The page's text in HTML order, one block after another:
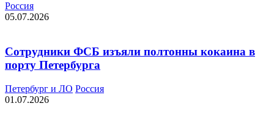
Россия
05.07.2026
Сотрудники ФСБ изъяли полтонны кокаина в
порту Петербурга
Петербург и ЛО Россия
01.07.2026